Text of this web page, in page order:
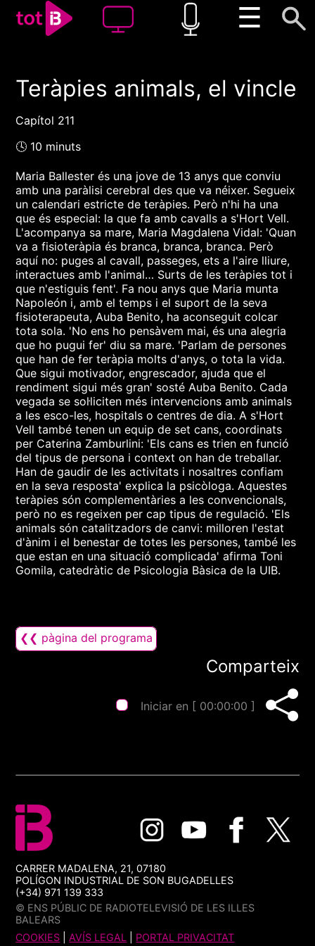
☰
00:00 00:00
Teràpies animals, el vincle
Capítol 211
🕓 10 minuts
Maria Ballester és una jove de 13 anys que conviu
amb una paràlisi cerebral des que va néixer. Segueix
un calendari estricte de teràpies. Però n'hi ha una
que és especial: la que fa amb cavalls a s'Hort Vell.
L'acompanya sa mare, Maria Magdalena Vidal: 'Quan
va a fisioteràpia és branca, branca, branca. Però
aquí no: puges al cavall, passeges, ets a l'aire lliure,
interactues amb l'animal… Surts de les teràpies tot i
que n'estiguis fent'. Fa nou anys que Maria munta
Napoleón i, amb el temps i el suport de la seva
fisioterapeuta, Auba Benito, ha aconseguit colcar
tota sola. 'No ens ho pensàvem mai, és una alegria
que ho pugui fer' diu sa mare. 'Parlam de persones
que han de fer teràpia molts d'anys, o tota la vida.
Que sigui motivador, engrescador, ajuda que el
rendiment sigui més gran' sosté Auba Benito. Cada
vegada se sol·liciten més intervencions amb animals
a les esco-les, hospitals o centres de dia. A s'Hort
Vell també tenen un equip de set cans, coordinats
per Caterina Zamburlini: 'Els cans es trien en funció
del tipus de persona i context on han de treballar.
Han de gaudir de les activitats i nosaltres confiam
en la seva resposta' explica la psicòloga. Aquestes
teràpies són complementàries a les convencionals,
però no es regeixen per cap tipus de regulació. 'Els
animals són catalitzadors de canvi: milloren l'estat
d'ànim i el benestar de totes les persones, també les
que estan en una situació complicada' afirma Toni
Gomila, catedràtic de Psicologia Bàsica de la UIB.
❮❮ pàgina del programa
Comparteix
Iniciar en [ 00:00:00 ]
CARRER MADALENA, 21, 07180
POLÍGON INDUSTRIAL DE SON BUGADELLES
(+34) 971 139 333
© ENS PÚBLIC DE RADIOTELEVISIÓ DE LES ILLES
BALEARS
COOKIES |AVÍS LEGAL PORTAL PRIVACITAT